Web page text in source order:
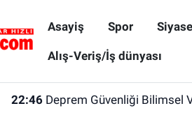
Asayiş Spor
Alış-Veriş/İş dünyası
22:46 Deprem Güvenliği Bilimsel